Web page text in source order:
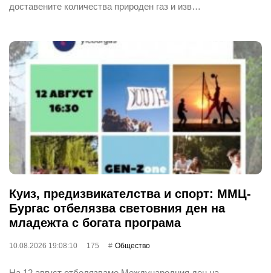
доставените количества природен газ и изв…
Куиз, предизвикателства и спорт: ММЦ-
Бургас отбелязва световния ден на
младежта с богата програма
10.08.2026 19:08:10 175 Общество